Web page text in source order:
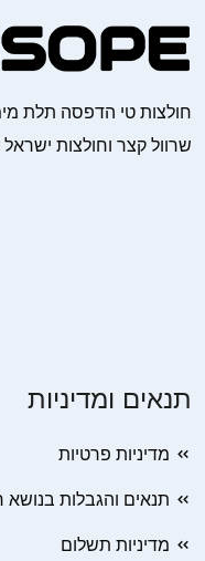
חולצות טי הדפסה תלת
שרוול קצר וחולצות
תנאים ומדיניות
מדיניות פרטיות
תנאים והגבלות בנושא
מדיניות תשלום